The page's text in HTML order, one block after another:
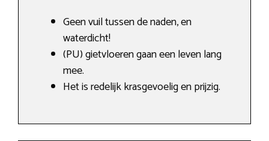
Geen vuil tussen de naden, en
waterdicht!
(PU) gietvloeren gaan een leven lang
mee.
Het is redelijk krasgevoelig en prijzig.